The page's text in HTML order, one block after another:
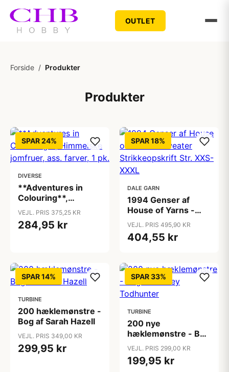
OUTLET
Forside / Produkter
Produkter
SPAR 24%
DIVERSE
**Adventures in
Colouring**,
Himmelske
jomfruer, ass.
farver, 1 pk.
VEJL. PRIS 375,25 KR
284,95 kr
SPAR 18%
DALE GARN
1994 Genser af
House of Yarns -
Sweater
Strikkeopskrift Str.
XXS-XXXL
VEJL. PRIS 495,90 KR
404,55 kr
SPAR 14%
TURBINE
200 hæklemønstre -
Bog af Sarah Hazell
VEJL. PRIS 349,00 KR
299,95 kr
SPAR 33%
TURBINE
200 nye
hæklemønstre - Bog
af Tracey Todhunter
VEJL. PRIS 299,00 KR
199,95 kr